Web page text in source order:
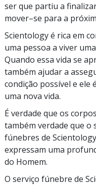
ser que partiu a
mover–se para a
Scientology é rica em
uma pessoa a viver
Quando essa vida se
também ajudar a
condição possível e ele
uma nova vida.
É verdade que os
também verdade que o
fúnebres de
expressam uma
do Homem.
O serviço fúnebre de